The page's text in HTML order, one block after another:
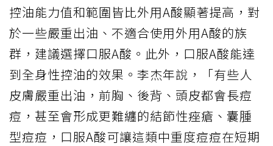
控油能力值和範圍皆比外用A酸顯著提高，對
於一些嚴重出油、不適合使用外用A酸的族
群，建議選擇口服A酸。此外，口服A酸能達
到全身性控油的效果。李杰年說，「有些人
皮膚嚴重出油，前胸、後背、頭皮都會長痘
痘，甚至會形成更難纏的結節性痤瘡、囊腫
型痘痘，口服A酸可讓這類中重度痘痘在短期